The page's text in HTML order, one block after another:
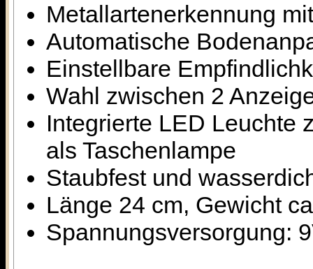
Metallartenerkennung
Automatische
Einstellbare
Wahl zwischen 2
Integrierte LED Leuchte
als Taschenlampe
Staubfest und
Länge 24 cm, Gewicht
Spannungsversorgung: